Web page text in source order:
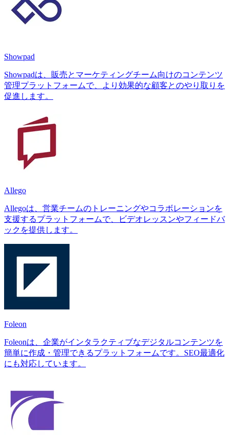
Showpad
Showpadは、販売とマーケティングチーム向けのコンテンツ
管理プラットフォームで、より効果的な顧客とのやり取りを
促進します。
Allego
Allegoは、営業チームのトレーニングやコラボレーションを
支援するプラットフォームで、ビデオレッスンやフィードバ
ックを提供します。
Foleon
Foleonは、企業がインタラクティブなデジタルコンテンツを
簡単に作成・管理できるプラットフォームです。SEO最適化
にも対応しています。